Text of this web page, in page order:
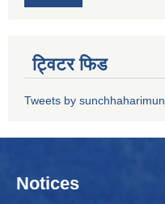
ट्विटर फिड
Tweets by sunchhaharimun
Notices